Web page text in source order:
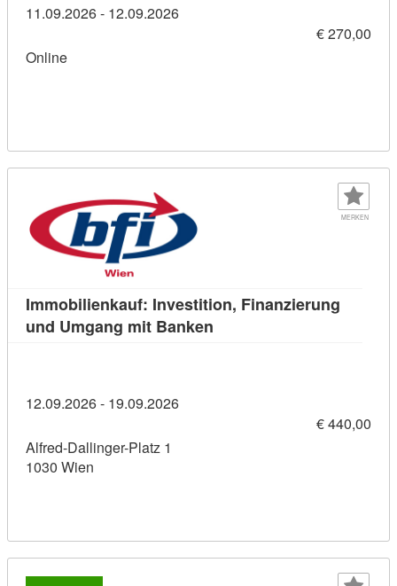
11.09.2026 - 12.09.2026
€ 270,00
Online
MERKEN
Immobilienkauf: Investition, Finanzierung
und Umgang mit Banken
12.09.2026 - 19.09.2026
€ 440,00
Alfred-Dallinger-Platz 1
1030 Wien